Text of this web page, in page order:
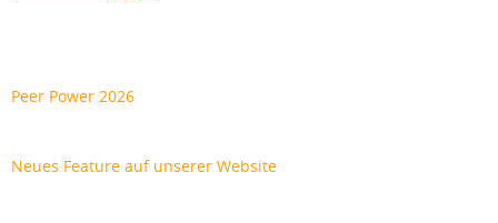
Peer Power 2026
Neues Feature auf unserer Website